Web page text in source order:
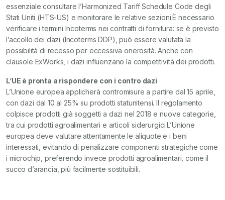
essenziale consultare l’Harmonized Tariff Schedule Code degli
Stati Uniti (HTS-US) e monitorare le relative sezioni.È necessario
verificare i termini Incoterms nei contratti di fornitura: se è previsto
l’accollo dei dazi (Incoterms DDP), può essere valutata la
possibilità di recesso per eccessiva onerosità. Anche con
clausole ExWorks, i dazi influenzano la competitività dei prodotti.
L’UE è pronta a rispondere con i contro dazi
L’Unione europea applicherà contromisure a partire dal 15 aprile,
con dazi dal 10 al 25% su prodotti statunitensi. Il regolamento
colpisce prodotti già soggetti a dazi nel 2018 e nuove categorie,
tra cui prodotti agroalimentari e articoli siderurgici.L’Unione
europea deve valutare attentamente le aliquote e i beni
interessati, evitando di penalizzare componenti strategiche come
i microchip, preferendo invece prodotti agroalimentari, come il
succo d’arancia, più facilmente sostituibili.